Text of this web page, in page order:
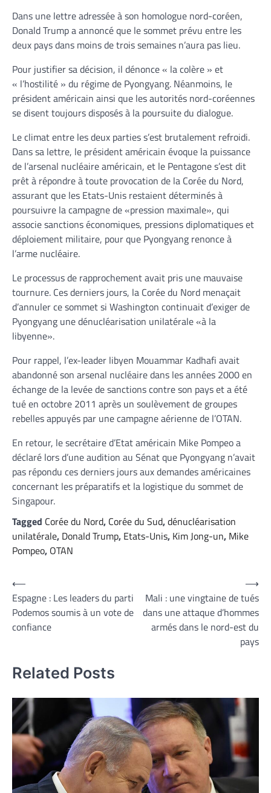
Dans une lettre adressée à son homologue nord-coréen,
Donald Trump a annoncé que le sommet prévu entre les
deux pays dans moins de trois semaines n’aura pas lieu.
Pour justifier sa décision, il dénonce « la colère » et
« l’hostilité » du régime de Pyongyang. Néanmoins, le
président américain ainsi que les autorités nord-coréennes
se disent toujours disposés à la poursuite du dialogue.
Le climat entre les deux parties s’est brutalement refroidi.
Dans sa lettre, le président américain évoque la puissance
de l’arsenal nucléaire américain, et le Pentagone s’est dit
prêt à répondre à toute provocation de la Corée du Nord,
assurant que les Etats-Unis restaient déterminés à
poursuivre la campagne de «pression maximale», qui
associe sanctions économiques, pressions diplomatiques et
déploiement militaire, pour que Pyongyang renonce à
l’arme nucléaire.
Le processus de rapprochement avait pris une mauvaise
tournure. Ces derniers jours, la Corée du Nord menaçait
d’annuler ce sommet si Washington continuait d’exiger de
Pyongyang une dénucléarisation unilatérale «à la
libyenne».
Pour rappel, l’ex-leader libyen Mouammar Kadhafi avait
abandonné son arsenal nucléaire dans les années 2000 en
échange de la levée de sanctions contre son pays et a été
tué en octobre 2011 après un soulèvement de groupes
rebelles appuyés par une campagne aérienne de l’OTAN.
En retour, le secrétaire d’Etat américain Mike Pompeo a
déclaré lors d’une audition au Sénat que Pyongyang n’avait
pas répondu ces derniers jours aux demandes américaines
concernant les préparatifs et la logistique du sommet de
Singapour.
Tagged Corée du Nord, Corée du Sud,dénucléarisation
unilatérale, Donald Trump, Etats-Unis, Kim Jong-un, Mike
Pompeo, OTAN
Navigation
de
l’article
⟵
Espagne : Les leaders du parti
Podemos soumis à un vote de
confiance
Mali : une vingtaine de tués
dans une attaque d’hommes
armés dans le nord-est du
pays
⟶
Related Posts